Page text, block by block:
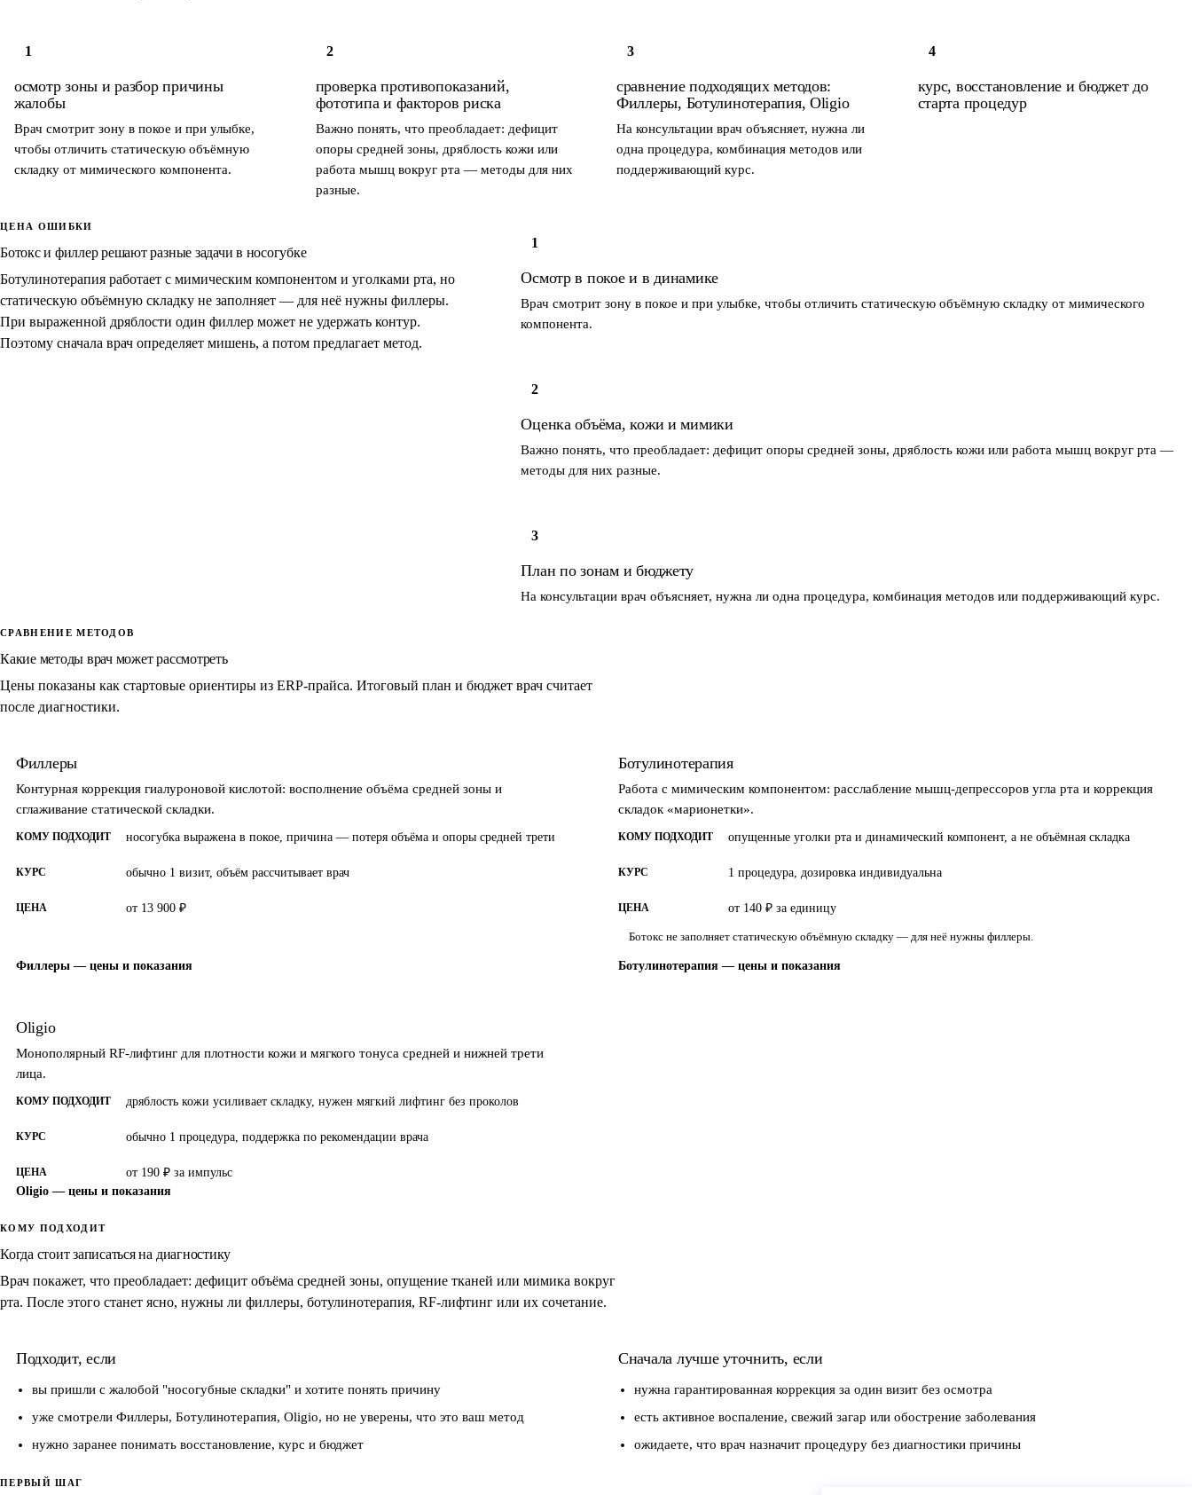
1
осмотр зоны и разбор причины
жалобы
Врач смотрит зону в покое и при улыбке,
чтобы отличить статическую объёмную
складку от мимического компонента.
2
проверка противопоказаний,
фототипа и факторов риска
Важно понять, что преобладает: дефицит
опоры средней зоны, дряблость кожи или
работа мышц вокруг рта — методы для них
разные.
3
сравнение подходящих методов:
Филлеры, Ботулинотерапия, Oligio
На консультации врач объясняет, нужна ли
одна процедура, комбинация методов или
поддерживающий курс.
4
курс, восстановление и бюджет до
старта процедур
ЦЕНА ОШИБКИ
Ботокс и филлер решают разные задачи в носогубке
Ботулинотерапия работает с мимическим компонентом и уголками рта, но
статическую объёмную складку не заполняет — для неё нужны филлеры.
При выраженной дряблости один филлер может не удержать контур.
Поэтому сначала врач определяет мишень, а потом предлагает метод.
1
Осмотр в покое и в динамике
Врач смотрит зону в покое и при улыбке, чтобы отличить статическую объёмную складку от мимического
компонента.
2
Оценка объёма, кожи и мимики
Важно понять, что преобладает: дефицит опоры средней зоны, дряблость кожи или работа мышц вокруг рта —
методы для них разные.
3
План по зонам и бюджету
На консультации врач объясняет, нужна ли одна процедура, комбинация методов или поддерживающий курс.
СРАВНЕНИЕ МЕТОДОВ
Какие методы врач может рассмотреть
Цены показаны как стартовые ориентиры из ERP-прайса. Итоговый план и бюджет врач считает
после диагностики.
Филлеры
Контурная коррекция гиалуроновой кислотой: восполнение объёма средней зоны и
сглаживание статической складки.
КОМУ ПОДХОДИТ носогубка выражена в покое, причина — потеря объёма и опоры средней трети
КУРС обычно 1 визит, объём рассчитывает врач
ЦЕНА от 13 900 ₽
Филлеры — цены и показания
Ботулинотерапия
Работа с мимическим компонентом: расслабление мышц-депрессоров угла рта и коррекция
складок «марионетки».
КОМУ ПОДХОДИТ опущенные уголки рта и динамический компонент, а не объёмная складка
КУРС 1 процедура, дозировка индивидуальна
ЦЕНА от 140 ₽ за единицу
Ботокс не заполняет статическую объёмную складку — для неё нужны филлеры.
Ботулинотерапия — цены и показания
Oligio
Монополярный RF-лифтинг для плотности кожи и мягкого тонуса средней и нижней трети
лица.
КОМУ ПОДХОДИТ дряблость кожи усиливает складку, нужен мягкий лифтинг без проколов
КУРС обычно 1 процедура, поддержка по рекомендации врача
ЦЕНА
от 190 ₽ за импульс
Oligio — цены и показания
КОМУ ПОДХОДИТ
Когда стоит записаться на диагностику
Врач покажет, что преобладает: дефицит объёма средней зоны, опущение тканей или мимика вокруг
рта. После этого станет ясно, нужны ли филлеры, ботулинотерапия, RF-лифтинг или их сочетание.
Подходит, если
вы пришли с жалобой "носогубные складки" и хотите понять причину
уже смотрели Филлеры, Ботулинотерапия, Oligio, но не уверены, что это ваш метод
нужно заранее понимать восстановление, курс и бюджет
Сначала лучше уточнить, если
нужна гарантированная коррекция за один визит без осмотра
есть активное воспаление, свежий загар или обострение заболевания
ожидаете, что врач назначит процедуру без диагностики причины
ПЕРВЫЙ ШАГ